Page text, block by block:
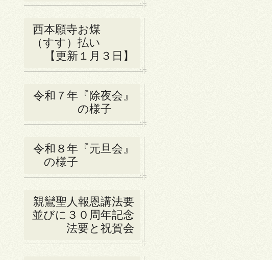
西本願寺お煤
（すす）払い
【更新１月３日】
令和７年『除夜会』
の様子
令和８年『元旦会』
の様子
親鸞聖人報恩講法要
並びに３０周年記念
法要と祝賀会